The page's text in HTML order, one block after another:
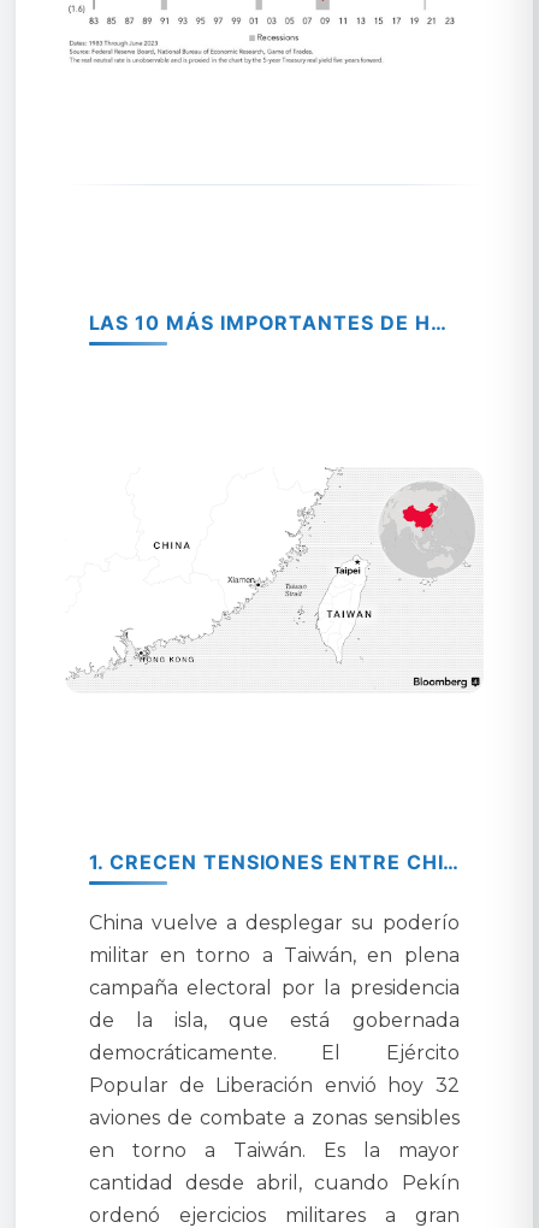
LAS 10 MÁS IMPORTANTES DE HOY.
1. CRECEN TENSIONES ENTRE CHINA Y TAIWÁN POR ELECCIONES.
China vuelve a desplegar su poderío
militar en torno a Taiwán, en plena
campaña electoral por la presidencia
de la isla, que está gobernada
democráticamente. El Ejército
Popular de Liberación envió hoy 32
aviones de combate a zonas sensibles
en torno a Taiwán. Es la mayor
cantidad desde abril, cuando Pekín
ordenó ejercicios militares a gran